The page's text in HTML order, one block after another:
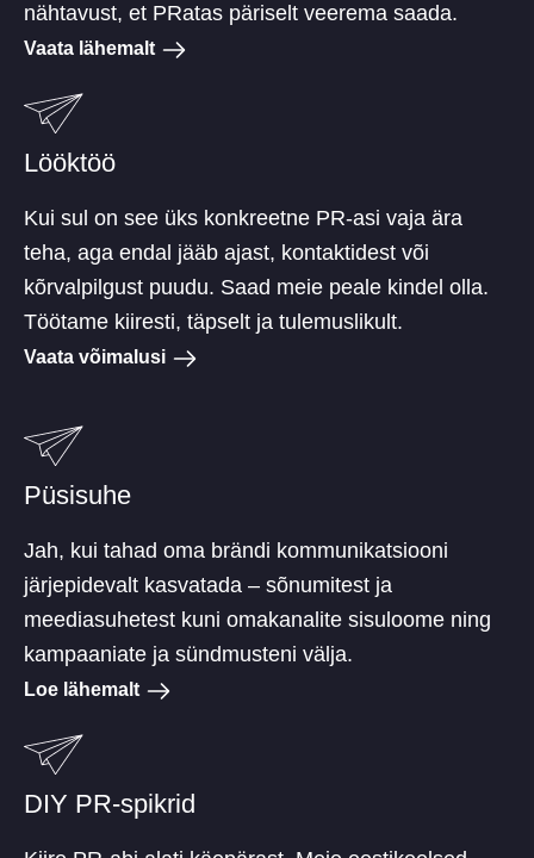
nähtavust, et PRatas päriselt veerema saada.
Vaata lähemalt
Lööktöö
Kui sul on see üks konkreetne PR-asi vaja ära
teha, aga endal jääb ajast, kontaktidest või
kõrvalpilgust puudu. Saad meie peale kindel olla.
Töötame kiiresti, täpselt ja tulemuslikult.
Vaata võimalusi
Püsisuhe
Jah, kui tahad oma brändi kommunikatsiooni
järjepidevalt kasvatada – sõnumitest ja
meediasuhetest kuni omakanalite sisuloome ning
kampaaniate ja sündmusteni välja.
Loe lähemalt
DIY PR-spikrid